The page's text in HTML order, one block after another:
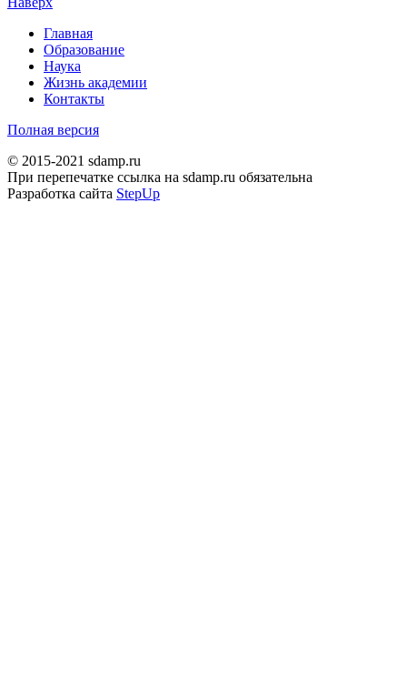
Главная
Образование
Наука
Жизнь академии
Контакты
Полная версия
© 2015-2021 sdamp.ru
При перепечатке ссылка на sdamp.ru обязательна
Разработка сайта StepUp